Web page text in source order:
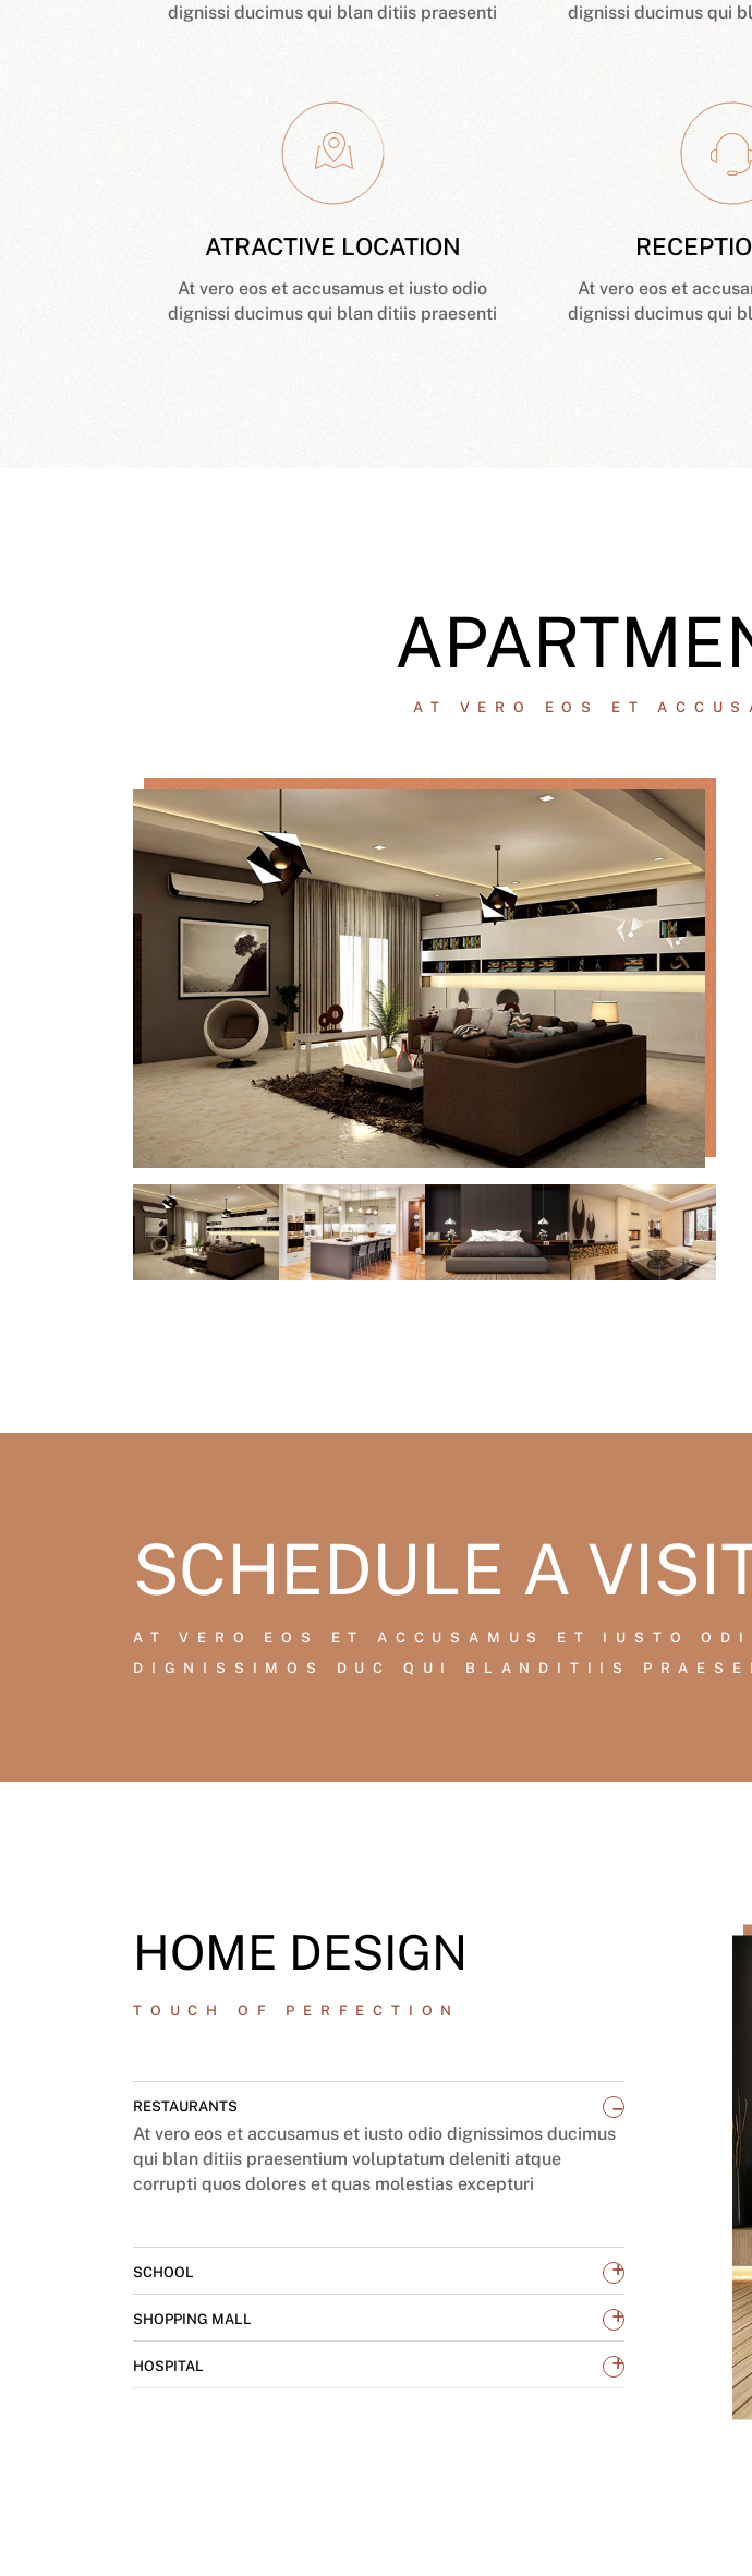
dignissi ducimus qui blan ditiis praesenti
dignissi ducimus qui
ATRACTIVE LOCATION
At vero eos et accusamus et iusto odio
dignissi ducimus qui blan ditiis praesenti
At vero eos et
dignissi ducimus qui
AT VERO EOS ET
SCHEDULE A
AT VERO EOS ET ACCUSAMUS ET IUSTO
DIGNISSIMOS DUC QUI BLANDITIIS
HOME DESIGN
TOUCH OF PERFECTION
RESTAURANTS _
At vero eos et accusamus et iusto odio dignissimos ducimus
qui blan ditiis praesentium voluptatum deleniti atque
corrupti quos dolores et quas molestias excepturi
SCHOOL +
SHOPPING MALL +
HOSPITAL +